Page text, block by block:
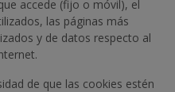
accede (fijo o móvil), el
las páginas más
y de datos respecto al
de que las cookies estén